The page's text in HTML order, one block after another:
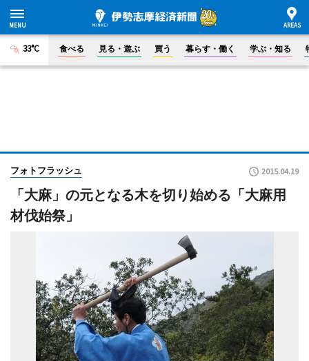
33°C 食べる 見る・遊ぶ 買う 暮らす・働く 学ぶ・知る
フォトフラッシュ 2015.04.19
「大麻」の元となる木を切り始める「大麻用
材伐始祭」